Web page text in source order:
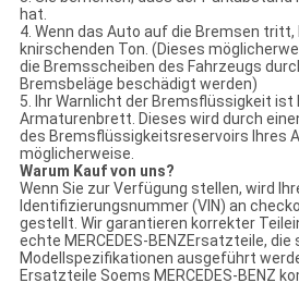
hat.
4. Wenn das Auto auf die Bremsen tritt,
knirschenden Ton. (Dieses
die Bremsscheiben des Fahrzeugs
Bremsbeläge beschädigt werden)
5. Ihr Warnlicht der Bremsflüssigkeit
Armaturenbrett. Dieses wird durch
des Bremsflüssigkeitsreservoirs Ihres
möglicherweise.
Warum Kauf von uns?
Wenn Sie zur Verfügung stellen, wird
Identifizierungsnummer (VIN) an
gestellt. Wir garantieren korrekter
echte MERCEDES-BENZErsatzteile, die
Modellspezifikationen ausgeführt
Ersatzteile Soems MERCEDES-BENZ